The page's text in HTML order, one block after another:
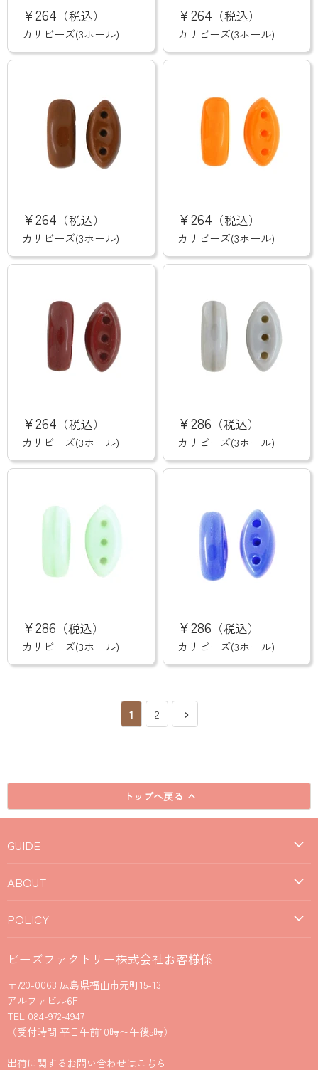
リ
ビ
ー
ズ
(3
ホ
¥264 （税込）
カリビーズ(3ホール)
リ
ビ
ー
ズ
(3
ホ
¥264 （税込）
カリビーズ(3ホール)
リ
ビ
ー
ズ
(3
ホ
¥264 （税込）
カリビーズ(3ホール)
リ
ビ
ー
ズ
(3
ホ
¥264 （税込）
カリビーズ(3ホール)
リ
ビ
ー
ズ
(3
ホ
¥264 （税込）
カリビーズ(3ホール)
リ
ビ
ー
ズ
(3
ホ
¥286 （税込）
カリビーズ(3ホール)
リ
ビ
ー
ズ
(3
¥286 （税込）
カリビーズ(3ホール)
リ
ビ
ー
ズ
(3
ル)
¥286 （税込）
カリビーズ(3ホール)
1 2
トップへ戻る
GUIDE
ABOUT
POLICY
ビーズファクトリー株式会社お客様係
〒720-0063 広島県福山市元町15-13
アルファビル6F
TEL 084-972-4947
（受付時間 平日午前10時〜午後5時）
出荷に関するお問い合わせはこちら